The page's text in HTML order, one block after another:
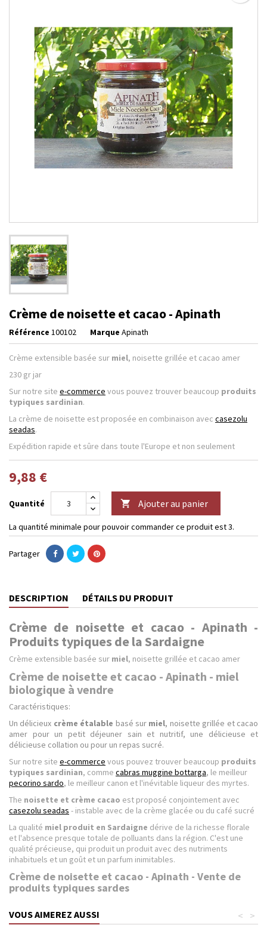
Crème de noisette et cacao - Apinath
Référence 100102 Marque Apinath
Crème extensible basée sur miel, noisette grillée et cacao amer
230 gr jar
Sur notre site e-commerce vous pouvez trouver beaucoup produits
typiques sardinian.
La crème de noisette est proposée en combinaison avec casezolu
seadas.
Expédition rapide et sûre dans toute l'Europe et non seulement
9,88 €
Quantité  Ajouter au panier
La quantité minimale pour pouvoir commander ce produit est 3.
Partager
DESCRIPTION DÉTAILS DU PRODUIT
Crème de noisette et cacao - Apinath -
Produits typiques de la Sardaigne
Crème extensible basée sur miel, noisette grillée et cacao amer
Crème de noisette et cacao - Apinath - miel
biologique à vendre
Caractéristiques:
Un délicieux crème étalable basé sur miel, noisette grillée et cacao
amer pour un petit déjeuner sain et nutritif, une délicieuse et
délicieuse collation ou pour un repas sucré.
Sur notre site e-commerce vous pouvez trouver beaucoup produits
typiques sardinian, comme cabras muggine bottarga, le meilleur
pecorino sardo, le meilleur canon et l'inévitable liqueur des myrtes.
The noisette et crème cacao est proposé conjointement avec
casezolu seadas - instable avec de la crème glacée ou du café sucré
La qualité miel produit en Sardaigne dérive de la richesse florale
et l'absence presque totale de polluants dans la région. C'est une
qualité précieuse, qui produit un produit avec des nutriments
inhabituels et un goût et un parfum inimitables.
Crème de noisette et cacao - Apinath - Vente de
produits typiques sardes
VOUS AIMEREZ AUSSI >
<